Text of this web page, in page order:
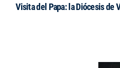
Visita del Papa: la Diócesis de